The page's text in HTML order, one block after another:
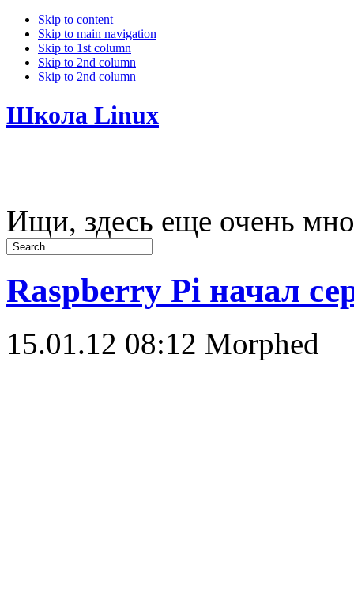
Skip to content
Skip to main navigation
Skip to 1st column
Skip to 2nd column
Skip to 2nd column
Школа Linux
Ищи, здесь еще очень
Raspberry Pi начал
15.01.12 08:12 Morphed